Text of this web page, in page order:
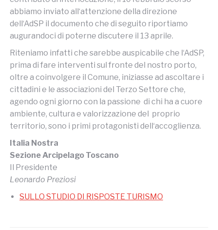
abbiamo inviato all‘attenzione della direzione
dell‘AdSP il documento che di seguito riportiamo
augurandoci di poterne discutere il 13 aprile.
Riteniamo infatti che sarebbe auspicabile che l‘AdSP,
prima di fare interventi sul fronte del nostro porto,
oltre a coinvolgere il Comune, iniziasse ad ascoltare i
cittadini e le associazioni del Terzo Settore che,
agendo ogni giorno con la passione di chi ha a cuore
ambiente, cultura e valorizzazione del proprio
territorio, sono i primi protagonisti dell‘accoglienza.
Italia Nostra
Sezione Arcipelago Toscano
Il Presidente
Leonardo Preziosi
SULLO STUDIO DI RISPOSTE TURISMO